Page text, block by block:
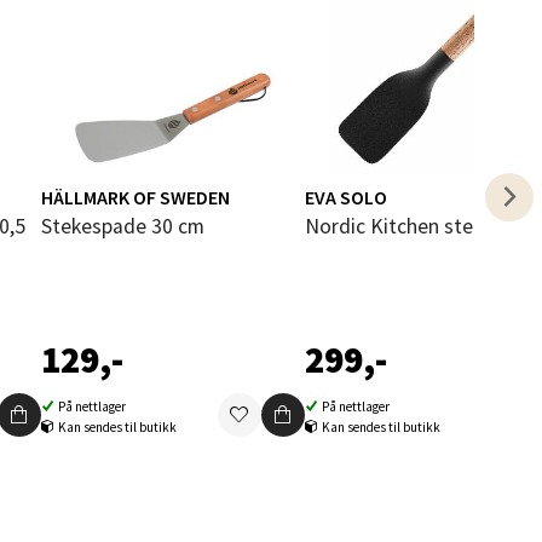
HÄLLMARK OF SWEDEN
Stekespade 30 cm
129,-
På nettlager
Kan sendes til butikk
EVA SOLO
Nordic Kitchen
299,-
På nettlager
Kan sendes til butikk